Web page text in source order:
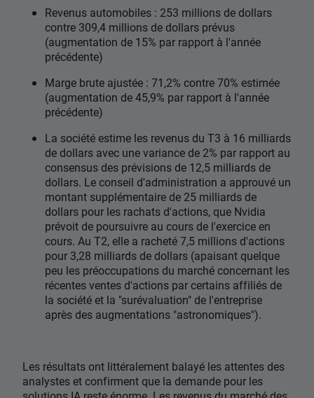
Revenus automobiles : 253 millions de dollars
contre 309,4 millions de dollars prévus
(augmentation de 15% par rapport à l'année
précédente)
Marge brute ajustée : 71,2% contre 70% estimée
(augmentation de 45,9% par rapport à l'année
précédente)
La société estime les revenus du T3 à 16 milliards
de dollars avec une variance de 2% par rapport au
consensus des prévisions de 12,5 milliards de
dollars. Le conseil d'administration a approuvé un
montant supplémentaire de 25 milliards de
dollars pour les rachats d'actions, que Nvidia
prévoit de poursuivre au cours de l'exercice en
cours. Au T2, elle a racheté 7,5 millions d'actions
pour 3,28 milliards de dollars (apaisant quelque
peu les préoccupations du marché concernant les
récentes ventes d'actions par certains affiliés de
la société et la "surévaluation" de l'entreprise
après des augmentations "astronomiques").
Les résultats ont littéralement balayé les attentes des
analystes et confirment que la demande pour les